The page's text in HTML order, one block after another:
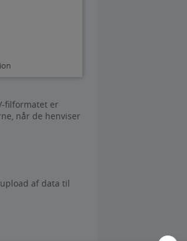
filformatet er
når de henviser
af data til